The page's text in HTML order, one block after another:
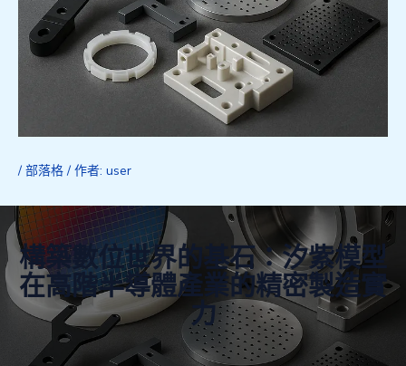
/ 部落格/ 作者: user
構築數位世界的基石：汐紫模型
在高階半導體產業的精密製造實
力